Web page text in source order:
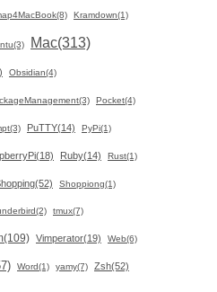
Kramdown(1)
Mac(313)
Obsidian(4)
Pocket(4)
PuTTY(14) PyPi(1)
Ruby(14) Rust(1)
Shoppiong(1)
tmux(7)
Vimperator(19) Web(6)
Word(1) yamy(7) Zsh(52)